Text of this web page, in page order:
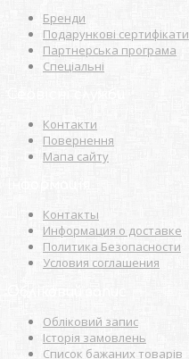
Бренди
Подарункові сертифікати
Партнерська програма
Спеціальні
Контакти
Повернення
Мапа сайту
Контакты
Информация о доставке
Политика Безопасности
Условия соглашения
Обліковий запис
Історія замовлень
Список бажаних товарів